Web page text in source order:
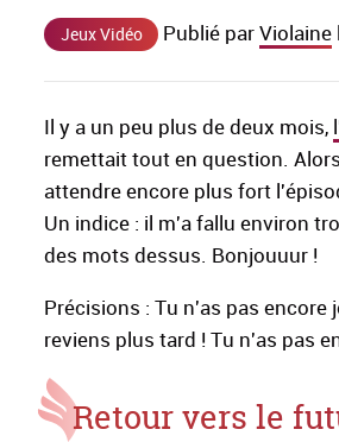
Jeux Vidéo Publié parViolaine
Il y a un peu plus de deux mois,
remettait tout en question.
attendre encore plus fort
Un indice : il m'a fallu environ
des mots dessus. Bonjouuur !
Précisions : Tu n'as pas encore
reviens plus tard ! Tu n'as pas
Retour vers le